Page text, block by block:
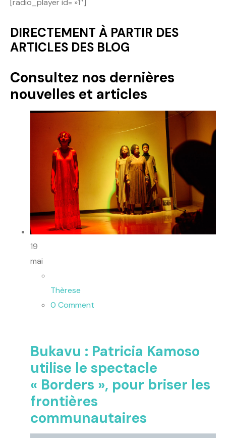
Politique
Technologies
[radio_player id= »1″]
DIRECTEMENT À PARTIR DES
ARTICLES DES BLOG
Consultez nos dernières
nouvelles et articles
19
mai
Thèrese
0 Comment
Bukavu : Patricia Kamoso
utilise le spectacle
« Borders », pour briser les
frontières
communautaires